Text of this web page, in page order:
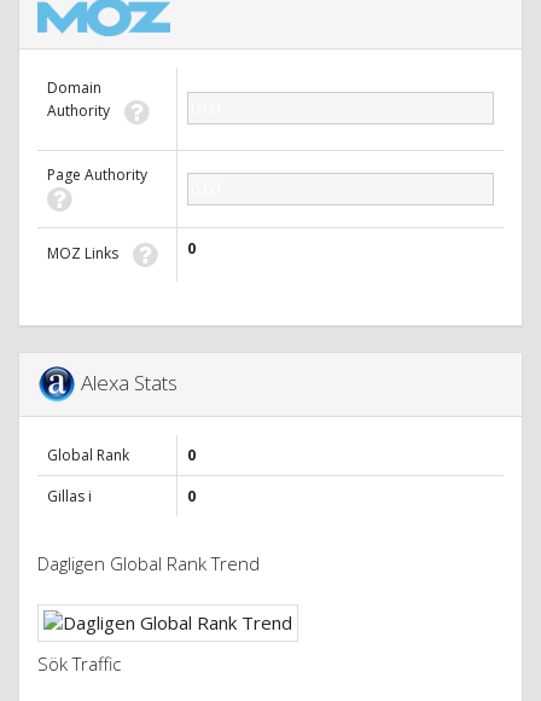
Domain
Authority
Page Authority
MOZ Links 0
Alexa Stats
Global Rank
0
Gillas i
0
Dagligen Global Rank Trend
Sök Traffic